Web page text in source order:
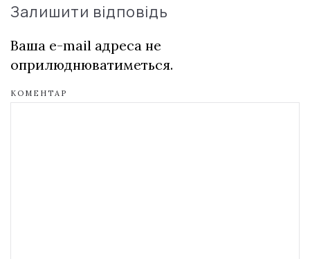
Залишити відповідь
Ваша e-mail адреса не
оприлюднюватиметься.
КОМЕНТАР